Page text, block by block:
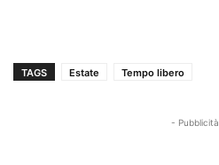
TAGS Estate Tempo libero
-